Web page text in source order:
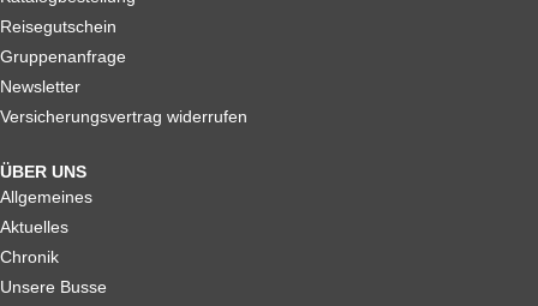
Reisegutschein
Gruppenanfrage
Newsletter
Versicherungsvertrag widerrufen
ÜBER UNS
Allgemeines
Aktuelles
Chronik
Unsere Busse